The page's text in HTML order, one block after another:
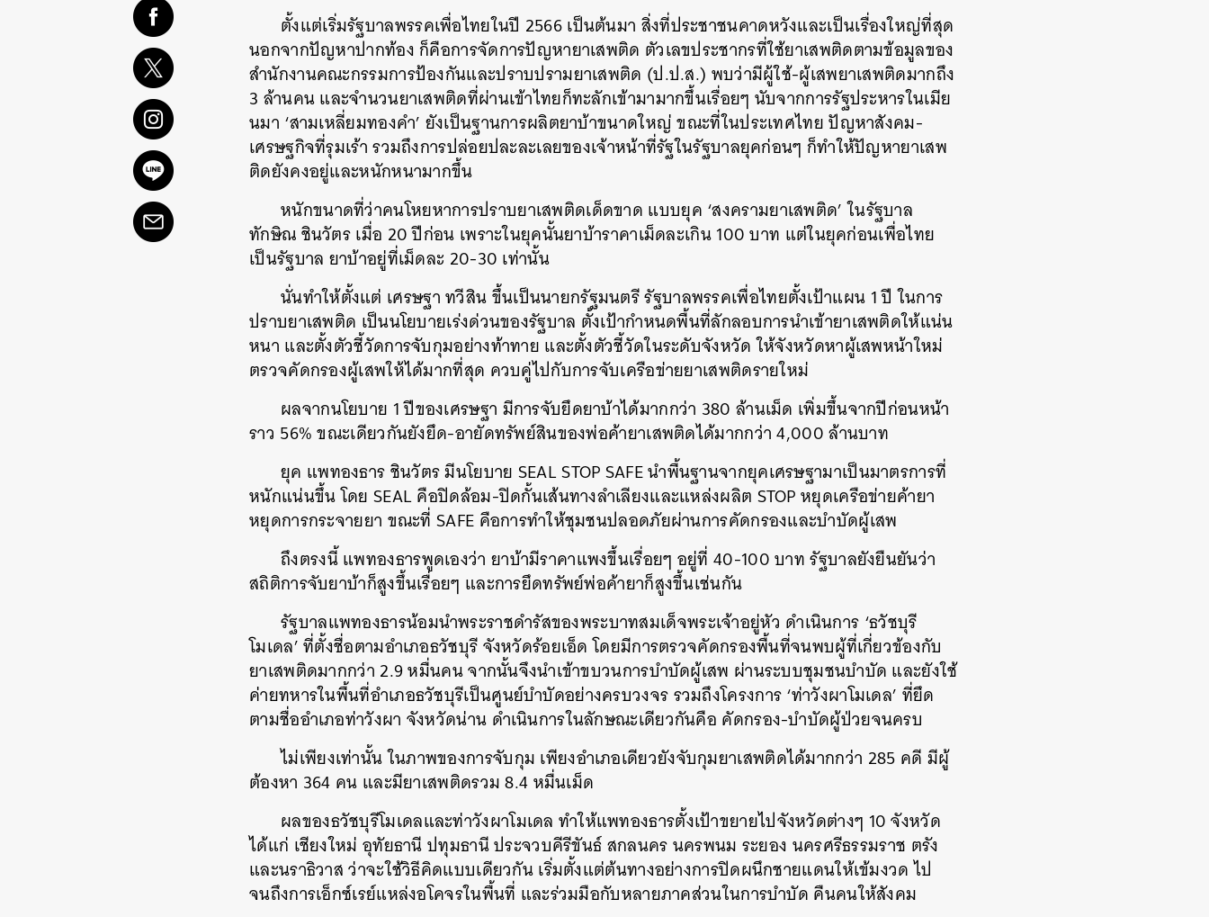
ตั้งแต่เริ่มรัฐบาลพรรคเพื่อไทยในปี 2566 เป็นต้นมา สิ่งที่ประชาชนคาดหวังและเป็นเรื่องใหญ่ที่สุด
นอกจากปัญหาปากท้อง ก็คือการจัดการปัญหายาเสพติด ตัวเลขประชากรที่ใช้ยาเสพติดตามข้อมูลของ
สำนักงานคณะกรรมการป้องกันและปราบปรามยาเสพติด (ป.ป.ส.) พบว่ามีผู้ใช้-ผู้เสพยาเสพติดมากถึง
3 ล้านคน และจำนวนยาเสพติดที่ผ่านเข้าไทยก็ทะลักเข้ามามากขึ้นเรื่อยๆ นับจากการรัฐประหารในเมีย
นมา ‘สามเหลี่ยมทองคำ’ ยังเป็นฐานการผลิตยาบ้าขนาดใหญ่ ขณะที่ในประเทศไทย ปัญหาสังคม-
เศรษฐกิจที่รุมเร้า รวมถึงการปล่อยปละละเลยของเจ้าหน้าที่รัฐในรัฐบาลยุคก่อนๆ ก็ทำให้ปัญหายาเสพ
ติดยังคงอยู่และหนักหนามากขึ้น
หนักขนาดที่ว่าคนโหยหาการปราบยาเสพติดเด็ดขาด แบบยุค ‘สงครามยาเสพติด’ ในรัฐบาล
ทักษิณ ชินวัตร เมื่อ 20 ปีก่อน เพราะในยุคนั้นยาบ้าราคาเม็ดละเกิน 100 บาท แต่ในยุคก่อนเพื่อไทย
เป็นรัฐบาล ยาบ้าอยู่ที่เม็ดละ 20-30 เท่านั้น
นั่นทำให้ตั้งแต่ เศรษฐา ทวีสิน ขึ้นเป็นนายกรัฐมนตรี รัฐบาลพรรคเพื่อไทยตั้งเป้าแผน 1 ปี ในการ
ปราบยาเสพติด เป็นนโยบายเร่งด่วนของรัฐบาล ตั้งเป้ากำหนดพื้นที่ลักลอบการนำเข้ายาเสพติดให้แน่น
หนา และตั้งตัวชี้วัดการจับกุมอย่างท้าทาย และตั้งตัวชี้วัดในระดับจังหวัด ให้จังหวัดหาผู้เสพหน้าใหม่
ตรวจคัดกรองผู้เสพให้ได้มากที่สุด ควบคู่ไปกับการจับเครือข่ายยาเสพติดรายใหม่
ผลจากนโยบาย 1 ปีของเศรษฐา มีการจับยึดยาบ้าได้มากกว่า 380 ล้านเม็ด เพิ่มขึ้นจากปีก่อนหน้า
ราว 56% ขณะเดียวกันยังยึด-อายัดทรัพย์สินของพ่อค้ายาเสพติดได้มากกว่า 4,000 ล้านบาท
ยุค แพทองธาร ชินวัตร มีนโยบาย SEAL STOP SAFE นำพื้นฐานจากยุคเศรษฐามาเป็นมาตรการที่
หนักแน่นขึ้น โดย SEAL คือปิดล้อม-ปิดกั้นเส้นทางลำเลียงและแหล่งผลิต STOP หยุดเครือข่ายค้ายา
หยุดการกระจายยา ขณะที่ SAFE คือการทำให้ชุมชนปลอดภัยผ่านการคัดกรองและบำบัดผู้เสพ
ถึงตรงนี้ แพทองธารพูดเองว่า ยาบ้ามีราคาแพงขึ้นเรื่อยๆ อยู่ที่ 40-100 บาท รัฐบาลยังยืนยันว่า
สถิติการจับยาบ้าก็สูงขึ้นเรื่อยๆ และการยึดทรัพย์พ่อค้ายาก็สูงขึ้นเช่นกัน
รัฐบาลแพทองธารน้อมนำพระราชดำรัสของพระบาทสมเด็จพระเจ้าอยู่หัว ดำเนินการ ‘ธวัชบุรี
โมเดล’ ที่ตั้งชื่อตามอำเภอธวัชบุรี จังหวัดร้อยเอ็ด โดยมีการตรวจคัดกรองพื้นที่จนพบผู้ที่เกี่ยวข้องกับ
ยาเสพติดมากกว่า 2.9 หมื่นคน จากนั้นจึงนำเข้าขบวนการบำบัดผู้เสพ ผ่านระบบชุมชนบำบัด และยังใช้
ค่ายทหารในพื้นที่อำเภอธวัชบุรีเป็นศูนย์บำบัดอย่างครบวงจร รวมถึงโครงการ ‘ท่าวังผาโมเดล’ ที่ยึด
ตามชื่ออำเภอท่าวังผา จังหวัดน่าน ดำเนินการในลักษณะเดียวกันคือ คัดกรอง-บำบัดผู้ป่วยจนครบ
ไม่เพียงเท่านั้น ในภาพของการจับกุม เพียงอำเภอเดียวยังจับกุมยาเสพติดได้มากกว่า 285 คดี มีผู้
ต้องหา 364 คน และมียาเสพติดรวม 8.4 หมื่นเม็ด
ผลของธวัชบุรีโมเดลและท่าวังผาโมเดล ทำให้แพทองธารตั้งเป้าขยายไปจังหวัดต่างๆ 10 จังหวัด
ได้แก่ เชียงใหม่ อุทัยธานี ปทุมธานี ประจวบคีรีขันธ์ สกลนคร นครพนม ระยอง นครศรีธรรมราช ตรัง
และนราธิวาส ว่าจะใช้วิธีคิดแบบเดียวกัน เริ่มตั้งแต่ต้นทางอย่างการปิดผนึกชายแดนให้เข้มงวด ไป
จนถึงการเอ็กซ์เรย์แหล่งอโคจรในพื้นที่ และร่วมมือกับหลายภาคส่วนในการบำบัด คืนคนให้สังคม